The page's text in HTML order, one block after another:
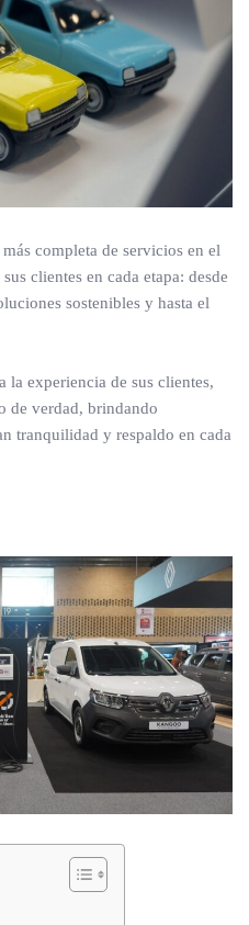
completa de servicios en el
clientes en cada etapa: desde
sostenibles y hasta el
la experiencia de sus clientes,
de verdad, brindando
tranquilidad y respaldo en cada